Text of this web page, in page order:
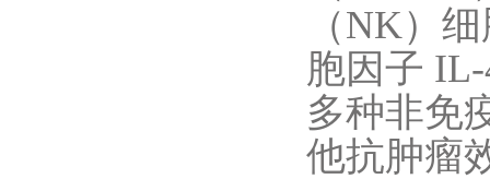
（NK）
胞因子
多种非免
他抗肿瘤